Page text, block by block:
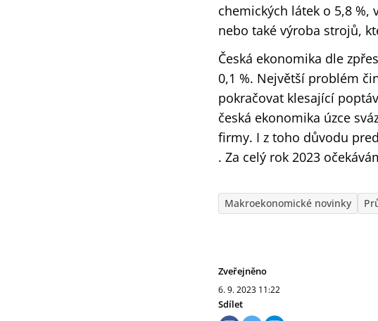
chemických látek o 5,8 %,
nebo také výroba strojů,
Česká ekonomika dle
0,1 %. Největší problém
pokračovat klesající
česká ekonomika úzce
firmy. I z toho důvodu
. Za celý rok 2023
Makroekonomické novinky
Zveřejněno
6. 9. 2023 11:22
Sdílet